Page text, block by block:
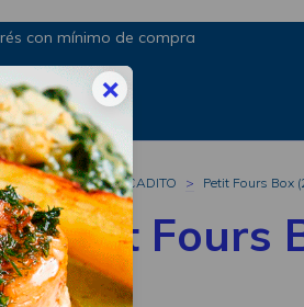
con mínimo de compra
Inicio > MERCADITO > Petit Fours Box
Petit Fours
u)
×